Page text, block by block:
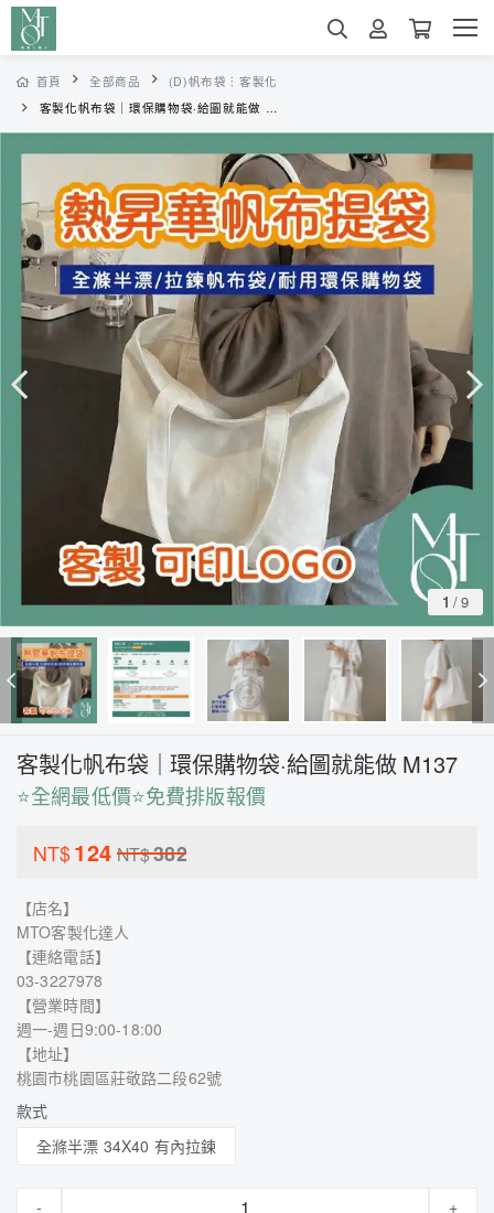
首頁 全部商品
(D)帆布袋︙客製化
客製化帆布袋｜環保購物袋·給圖就能做 M137
1 /9
客製化帆布袋｜環保購物袋·給圖就能做 M137
⭐全網最低價⭐免費排版報價
NT$124 NT$382
【店名】
MTO客製化達人
【連絡電話】
03-3227978
【營業時間】
週一-週日9:00-18:00
【地址】
桃園市桃園區莊敬路二段62號
款式
全滌半漂 34X40 有內拉鍊
- +